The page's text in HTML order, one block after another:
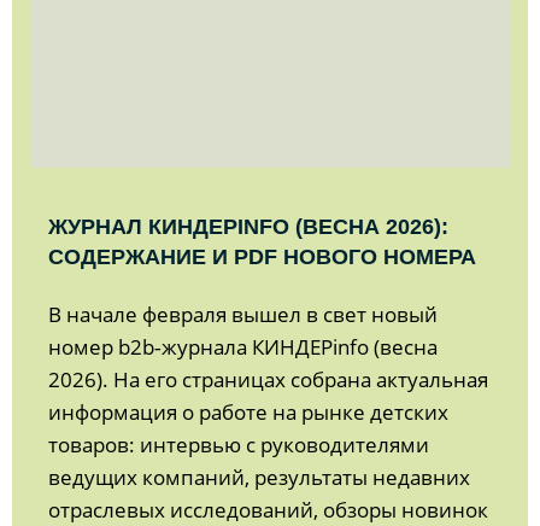
ЖУРНАЛ КИНДЕРINFO (ВЕСНА 2026):
СОДЕРЖАНИЕ И PDF НОВОГО НОМЕРА
В начале февраля вышел в свет новый
номер b2b‑журнала КИНДЕРinfo (весна
2026). На его страницах собрана актуальная
информация о работе на рынке детских
товаров: интервью с руководителями
ведущих компаний, результаты недавних
отраслевых исследований, обзоры новинок